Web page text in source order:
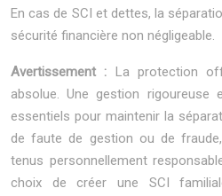
En cas de SCI et dettes, la
sécurité financière non négligeable.
Avertissement : La protection
absolue. Une gestion
essentiels pour maintenir la
de faute de gestion ou de
tenus personnellement
choix de créer une SCI